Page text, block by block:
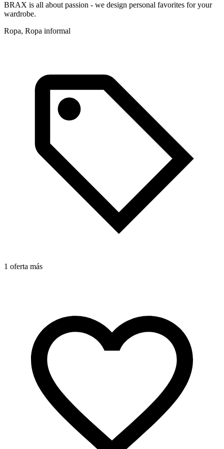
BRAX is all about passion - we design personal favorites for your
wardrobe.
Ropa, Ropa informal
1 oferta más